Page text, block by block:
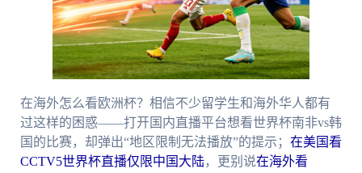
在海外怎么看欧洲杯？相信不少留学生和海外华人都有
过这样的困惑——打开国内直播平台想看世界杯南非vs韩
国的比赛，却弹出“地区限制无法播放”的提示； 在美国看
CCTV5世界杯直播仅限中国大陆，更别说在海外看